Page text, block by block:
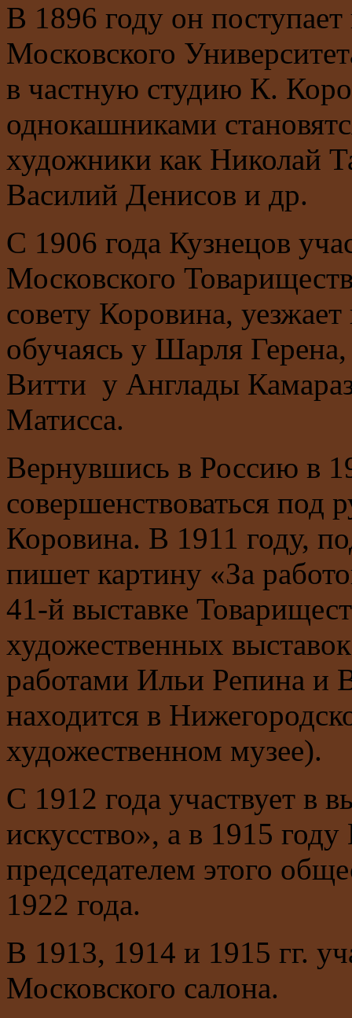
В 1896 году он
Московского
в частную студию К.
однокашниками
художники как Николай
Василий Денисов и др.
С 1906 года Кузнецов
Московского
совету Коровина,
обучаясь у Шарля
Витти у Англады
Матисса.
Вернувшись в Россию в
совершенствоваться под
Коровина. В 1911 году,
пишет картину «За
41-й выставке
художественных
работами Ильи Репина и
находится в
художественном музее).
С 1912 года участвует в
искусство», а в 1915
председателем этого
1922 года.
В 1913, 1914 и 1915 гг.
Московского салона.